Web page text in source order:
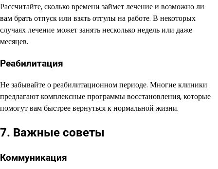
Рассчитайте, сколько времени займет лечение и возможно ли
вам брать отпуск или взять отгулы на работе. В некоторых
случаях лечение может занять несколько недель или даже
месяцев.
Реабилитация
Не забывайте о реабилитационном периоде. Многие клиники
предлагают комплексные программы восстановления, которые
помогут вам быстрее вернуться к нормальной жизни.
7. Важные советы
Коммуникация